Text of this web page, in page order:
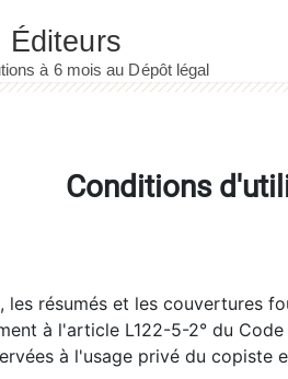
Conditions
les résumés et les couvertures
à l'article L122-5-2° du
à l'usage privé du copiste